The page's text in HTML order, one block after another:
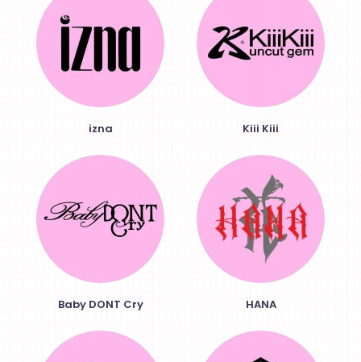
izna Kiii Kiii
Baby DONT Cry HANA